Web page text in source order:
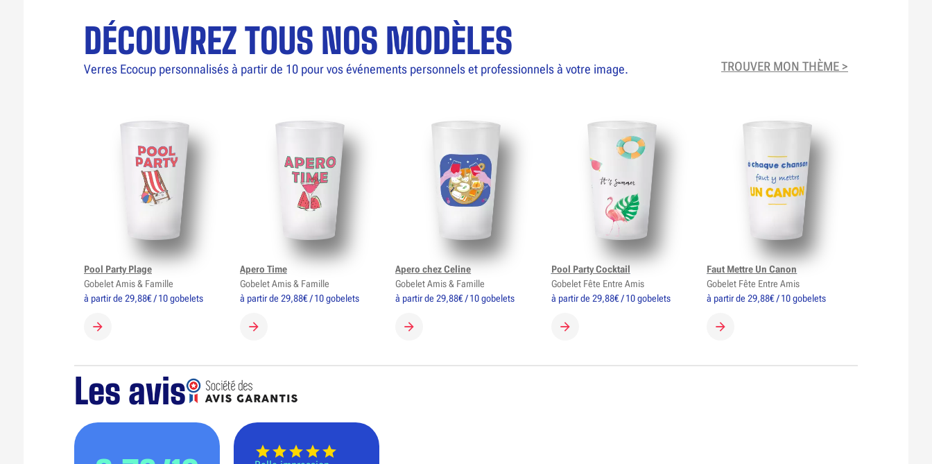
DÉCOUVREZ TOUS NOS MODÈLES
Verres Ecocup personnalisés à partir de 10 pour vos événements personnels et professionnels à votre image. TROUVER MON THÈME >
à partir de 29,88€ / 10 gobelets
CRÉER MON GOBELET
Pool Party Plage
Gobelet Amis & Famille
à partir de 29,88€ / 10 gobelets
CRÉER MON GOBELET
Apero Time
Gobelet Amis & Famille
à partir de 29,88€ / 10 gobelets
CRÉER MON GOBELET
Apero chez Celine
Gobelet Amis & Famille
à partir de 29,88€ / 10 gobelets
CRÉER MON GOBELET
Pool Party Cocktail
Gobelet Fête Entre Amis
à partir de 29,88€ / 10 gobelets
CRÉER MON GOBELET
Faut Mettre Un Canon
Gobelet Fête Entre Amis
Les avis